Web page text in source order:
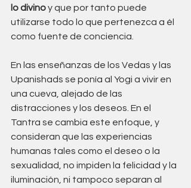
lo divino y que por tanto puede
utilizarse todo lo que pertenezca a él
como fuente de conciencia.
En las enseñanzas de los Vedas y las
Upanishads se ponía al Yogi a vivir en
una cueva, alejado de las
distracciones y los deseos. En el
Tantra se cambia este enfoque, y
consideran que las experiencias
humanas tales como el deseo o la
sexualidad, no impiden la felicidad y la
iluminación, ni tampoco separan al